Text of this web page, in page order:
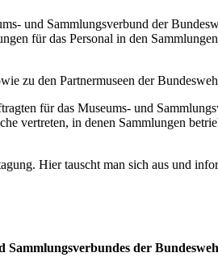
und Sammlungsverbund der
für das Personal in den Sammlungen
zu den Partnermuseen der
für das Museums- und
vertreten, in denen Sammlungen
Hier tauscht man sich aus und
der